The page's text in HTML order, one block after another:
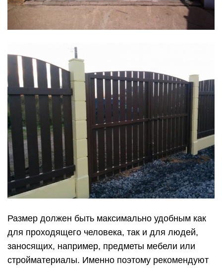
Размер должен быть максимально удобным как
для проходящего человека, так и для людей,
заносящих, например, предметы мебели или
стройматериалы. Именно поэтому рекомендуют